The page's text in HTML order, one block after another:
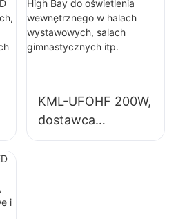
zakładach
przemysłowych,
salach
KML-UFOHF 200W,
dostawca
oświetlenia LED